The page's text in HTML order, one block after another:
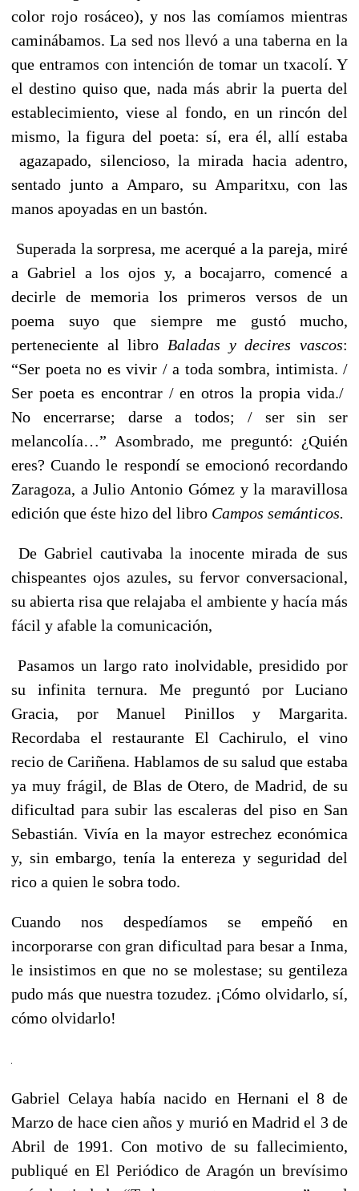
color rojo rosáceo), y nos las comíamos mientras
caminábamos. La sed nos llevó a una taberna en la
que entramos con intención de tomar un txacolí. Y
el destino quiso que, nada más abrir la puerta del
establecimiento, viese al fondo, en un rincón del
mismo, la figura del poeta: sí, era él, allí estaba
agazapado, silencioso, la mirada hacia adentro,
sentado junto a Amparo, su Amparitxu, con las
manos apoyadas en un bastón.
Superada la sorpresa, me acerqué a la pareja, miré
a Gabriel a los ojos y, a bocajarro, comencé a
decirle de memoria los primeros versos de un
poema suyo que siempre me gustó mucho,
perteneciente al libro Baladas y decires vascos:
“Ser poeta no es vivir / a toda sombra, intimista. /
Ser poeta es encontrar / en otros la propia vida./
No encerrarse; darse a todos; / ser sin ser
melancolía…” Asombrado, me preguntó: ¿Quién
eres? Cuando le respondí se emocionó recordando
Zaragoza, a Julio Antonio Gómez y la maravillosa
edición que éste hizo del libro Campos semánticos.
De Gabriel cautivaba la inocente mirada de sus
chispeantes ojos azules, su fervor conversacional,
su abierta risa que relajaba el ambiente y hacía más
fácil y afable la comunicación,
Pasamos un largo rato inolvidable, presidido por
su infinita ternura. Me preguntó por Luciano
Gracia, por Manuel Pinillos y Margarita.
Recordaba el restaurante El Cachirulo, el vino
recio de Cariñena. Hablamos de su salud que estaba
ya muy frágil, de Blas de Otero, de Madrid, de su
dificultad para subir las escaleras del piso en San
Sebastián. Vivía en la mayor estrechez económica
y, sin embargo, tenía la entereza y seguridad del
rico a quien le sobra todo.
Cuando nos despedíamos se empeñó en
incorporarse con gran dificultad para besar a Inma,
le insistimos en que no se molestase; su gentileza
pudo más que nuestra tozudez. ¡Cómo olvidarlo, sí,
cómo olvidarlo!
Gabriel Celaya había nacido en Hernani el 8 de
Marzo de hace cien años y murió en Madrid el 3 de
Abril de 1991. Con motivo de su fallecimiento,
publiqué en El Periódico de Aragón un brevísimo